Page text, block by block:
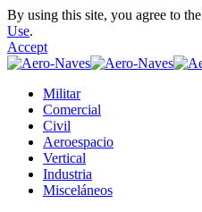
By using this site, you agree to the
Use.
Accept
Militar
Comercial
Civil
Aeroespacio
Vertical
Industria
Misceláneos